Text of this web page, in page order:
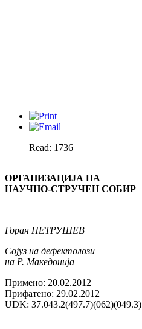
Read: 1736
ОРГАНИЗАЦИЈА НА
НАУЧНО-СТРУЧЕН СОБИР
Горан ПЕТРУШЕВ
Сојуз на дефектолози
на Р. Македонија
Примено: 20.02.2012
Прифатено: 29.02.2012
UDK: 37.043.2(497.7)(062)(049.3)